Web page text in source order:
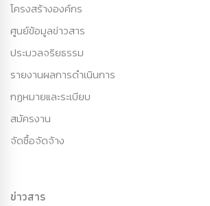
โครงสร้างองค์กร
ศูนย์ข้อมูลข่าวสาร
ประมวลจริยธรรม
รายงานผลการดำเนินการ
กฏหมายและระเบียบ
สมัครงาน
จัดซื้อจัดจ้าง
ข่าวสาร